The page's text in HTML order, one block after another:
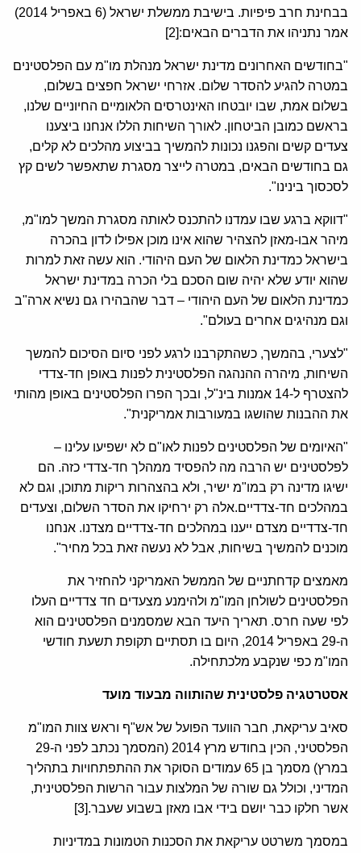
בבחינת חרב פיפיות. בישיבת ממשלת ישראל (6 באפריל 2014)
אמר נתניהו את הדברים הבאים:[2]
"בחודשים האחרונים מדינת ישראל מנהלת מו"מ עם הפלסטינים
במטרה להגיע להסדר שלום. אזרחי ישראל חפצים בשלום,
בשלום אמת, שבו יובטחו האינטרסים הלאומיים החיוניים שלנו,
בראשם כמובן הביטחון. לאורך השיחות הללו אנחנו ביצענו
צעדים קשים והפגנו נכונות להמשיך בביצוע מהלכים לא קלים,
גם בחודשים הבאים, במטרה לייצר מסגרת שתאפשר לשים קץ
לסכסוך בינינו".
"דווקא ברגע שבו עמדנו להתכנס לאותה מסגרת המשך למו"מ,
מיהר אבו-מאזן להצהיר שהוא אינו מוכן אפילו לדון בהכרה
בישראל כמדינת הלאום של העם היהודי. הוא עשה זאת למרות
שהוא יודע שלא יהיה שום הסכם בלי הכרה במדינת ישראל
כמדינת הלאום של העם היהודי – דבר שהבהירו גם נשיא ארה"ב
וגם מנהיגים אחרים בעולם".
"לצערי, בהמשך, כשהתקרבנו לרגע לפני סיום הסיכום להמשך
השיחות, מיהרה ההנהגה הפלסטינית לפנות באופן חד-צדדי
להצטרף ל-14 אמנות בינ"ל, ובכך הפרו הפלסטינים באופן מהותי
את ההבנות שהושגו במעורבות אמריקנית".
"האיומים של הפלסטינים לפנות לאו"ם לא ישפיעו עלינו –
לפלסטינים יש הרבה מה להפסיד ממהלך חד-צדדי כזה. הם
ישיגו מדינה רק במו"מ ישיר, ולא בהצהרות ריקות מתוכן, וגם לא
במהלכים חד-צדדיים.אלה רק ירחיקו את הסדר השלום, וצעדים
חד-צדדיים מצדם ייענו במהלכים חד-צדדיים מצדנו. אנחנו
מוכנים להמשיך בשיחות, אבל לא נעשה זאת בכל מחיר".
מאמצים קדחתניים של הממשל האמריקני להחזיר את
הפלסטינים לשולחן המו"מ ולהימנע מצעדים חד צדדיים העלו
לפי שעה חרס. תאריך היעד הבא שמסמנים הפלסטינים הוא
ה-29 באפריל 2014, היום בו תסתיים תקופת תשעת חודשי
המו"מ כפי שנקבע מלכתחילה.
אסטרטגיה פלסטינית שהותווה מבעוד מועד
סאיב עריקאת, חבר הוועד הפועל של אש"ף וראש צוות המו"מ
הפלסטיני, הכין בחודש מרץ 2014 (המסמך נכתב לפני ה-29
במרץ) מסמך בן 65 עמודים הסוקר את ההתפתחויות בתהליך
המדיני, וכולל גם שורה של המלצות עבור הרשות הפלסטינית,
אשר חלקו כבר יושם בידי אבו מאזן בשבוע שעבר.[3]
במסמך משרטט עריקאת את הסכנות הטמונות במדיניות